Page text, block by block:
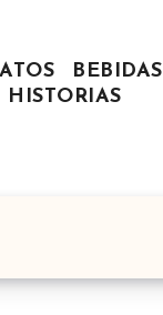
BEBIDAS
HISTORIAS